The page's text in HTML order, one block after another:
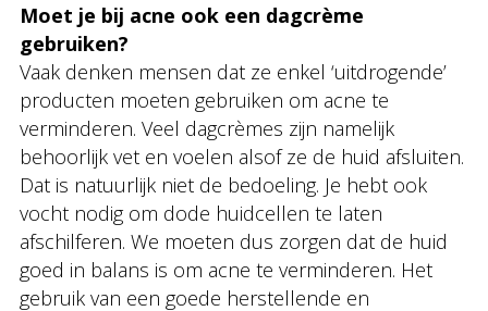
Moet je bij acne ook een dagcrème
gebruiken?
Vaak denken mensen dat ze enkel ‘uitdrogende’
producten moeten gebruiken om acne te
verminderen. Veel dagcrèmes zijn namelijk
behoorlijk vet en voelen alsof ze de huid afsluiten.
Dat is natuurlijk niet de bedoeling. Je hebt ook
vocht nodig om dode huidcellen te laten
afschilferen. We moeten dus zorgen dat de huid
goed in balans is om acne te verminderen. Het
gebruik van een goede herstellende en